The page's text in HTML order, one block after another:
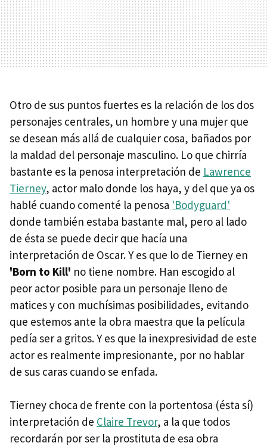
Otro de sus puntos fuertes es la relación de los dos
personajes centrales, un hombre y una mujer que
se desean más allá de cualquier cosa, bañados por
la maldad del personaje masculino. Lo que chirría
bastante es la penosa interpretación de Lawrence
Tierney, actor malo donde los haya, y del que ya os
hablé cuando comenté la penosa 'Bodyguard'
donde también estaba bastante mal, pero al lado
de ésta se puede decir que hacía una
interpretación de Oscar. Y es que lo de Tierney en
'Born to Kill' no tiene nombre. Han escogido al
peor actor posible para un personaje lleno de
matices y con muchísimas posibilidades, evitando
que estemos ante la obra maestra que la película
pedía ser a gritos. Y es que la inexpresividad de este
actor es realmente impresionante, por no hablar
de sus caras cuando se enfada.
Tierney choca de frente con la portentosa (ésta sí)
interpretación de Claire Trevor, a la que todos
recordarán por ser la prostituta de esa obra